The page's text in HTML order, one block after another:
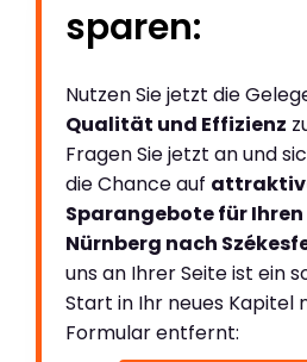
sparen:
Nutzen Sie jetzt die
Qualität und Effizienz
Fragen Sie jetzt an und
die Chance auf
Sparangebote für Ihren
Nürnberg nach
uns an Ihrer Seite ist ein
Start in Ihr neues Kapitel
Formular entfernt: